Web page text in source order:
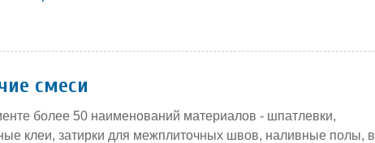
смеси
более 50 наименований материалов - шпатлевки,
клеи, затирки для межплиточных швов, наливные полы, в